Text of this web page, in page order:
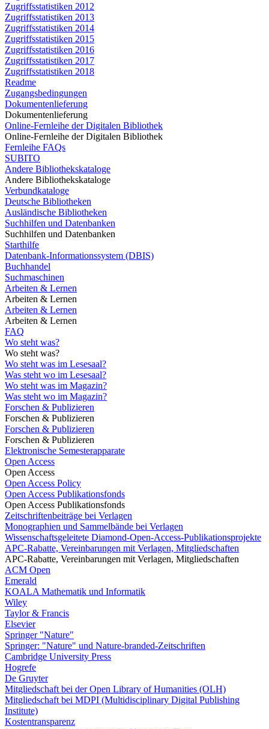
Zugriffsstatistiken 2012
Zugriffsstatistiken 2013
Zugriffsstatistiken 2014
Zugriffsstatistiken 2015
Zugriffsstatistiken 2016
Zugriffsstatistiken 2017
Zugriffsstatistiken 2018
Readme
Zugangsbedingungen
Dokumentenlieferung
Dokumentenlieferung
Online-Fernleihe der Digitalen Bibliothek
Online-Fernleihe der Digitalen Bibliothek
Fernleihe FAQs
SUBITO
Andere Bibliothekskataloge
Andere Bibliothekskataloge
Verbundkataloge
Deutsche Bibliotheken
Ausländische Bibliotheken
Suchhilfen und Datenbanken
Suchhilfen und Datenbanken
Starthilfe
Datenbank-Informationssystem (DBIS)
Buchhandel
Suchmaschinen
Arbeiten & Lernen
Arbeiten & Lernen
Arbeiten & Lernen
Arbeiten & Lernen
FAQ
Wo steht was?
Wo steht was?
Wo steht was im Lesesaal?
Was steht wo im Lesesaal?
Wo steht was im Magazin?
Was steht wo im Magazin?
Forschen & Publizieren
Forschen & Publizieren
Forschen & Publizieren
Forschen & Publizieren
Elektronische Semesterapparate
Open Access
Open Access
Open Access Policy
Open Access Publikationsfonds
Open Access Publikationsfonds
Zeitschriftenbeiträge bei Verlagen
Monographien und Sammelbände bei Verlagen
Wissenschaftsgeleitete Diamond-Open-Access-Publikationsprojekte
APC-Rabatte, Vereinbarungen mit Verlagen, Mitgliedschaften
APC-Rabatte, Vereinbarungen mit Verlagen, Mitgliedschaften
ACM Open
Emerald
KOALA Mathematik und Informatik
Wiley
Taylor & Francis
Elsevier
Springer "Nature"
Springer: "Nature" und Nature-branded-Zeitschriften
Cambridge University Press
Hogrefe
De Gruyter
Mitgliedschaft bei der Open Library of Humanities (OLH)
Mitgliedschaft bei MDPI (Multidisciplinary Digital Publishing
Institute)
Kostentransparenz